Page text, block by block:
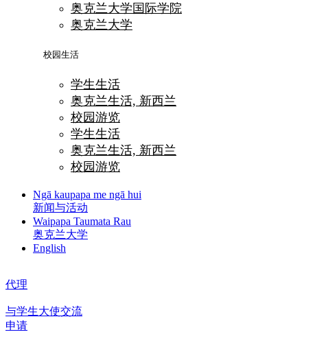
奥克兰大学国际学院
奥克兰大学
校园生活
学生生活
奥克兰生活, 新西兰
校园游览
学生生活
奥克兰生活, 新西兰
校园游览
Ngā kaupapa me ngā hui
新闻与活动
Waipapa Taumata Rau
奥克兰大学
English
代理
与学生大使交流
申请